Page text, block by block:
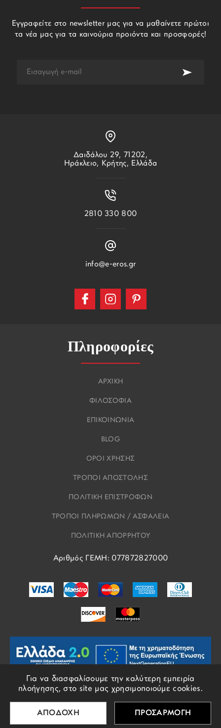
Για να διασφαλίσουμε την καλύτερη εμπειρία
πλοήγησης, στο site μας χρησιμοποιούμε cookies.
ΑΠΟΔΟΧΗ ΠΡΟΣΑΡΜΟΓΗ
Πληροφορίες
ΑΡΧΙΚΗ
ΦΙΛΟΣΟΦΙΑ
ΕΠΙΚΟΙΝΩΝΙΑ
BLOG
ΟΡΟΙ ΧΡΗΣΗΣ
ΤΡΟΠΟΙ ΑΠΟΣΤΟΛΗΣ
ΠΟΛΙΤΙΚΗ ΕΠΙΣΤΡΟΦΩΝ
ΤΡΟΠΟΙ ΠΛΗΡΩΜΩΝ / ΑΣΦΑΛΕΙΑ
ΠΟΛΙΤΙΚΗ ΑΠΟΡΡΗΤΟΥ
Αριθμός ΓΕΜΗ: 077872827000
Δαιδάλου 29, 71202,
Ηράκλειο, Κρήτης, Ελλάδα
2810 330 800
info@e-eros.gr
Εγγραφείτε στο newsletter μας για να μαθαίνετε πρώτοι
τα νέα μας για τα καινούρια προιόντα και προσφορές!
© COPYRIGHTS EROS 2018 - 2026 - ALL RIGHTS RESERVED